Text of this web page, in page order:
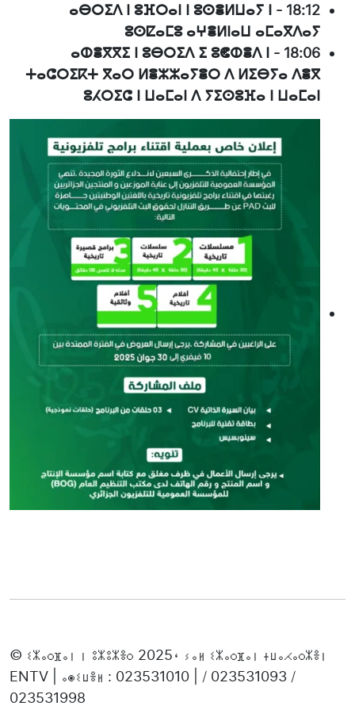
18:12
-
ⴰⴱⵔⵉⴷ ⵏ ⵓⴼⵔⴰⵏ ⵏ ⵓⵙⴻⵍⵡⴰⵢ ⵏ
ⵓⵙⵇⴰⵎⵓ ⴰⵖⴻⵍⵏⴰⵡ ⴰⵎⴰⴳⴷⴰⵢ
18:06
-
ⴰⵀⴻⴳⴳⵉ ⵏ ⵓⴱⵔⵉⴷ ⵉ ⵓⵞⵀⴻⴷ ⵏ
ⵜⴰⵛⵔⵉⴽⵜ ⴳⴰⵔ ⵍⴻⵣⵣⴰⵢⴻⵔ ⴷ ⵍⵉⴱⵢⴰ ⴷⴻⴳ
ⵓⵃⵔⵉⵛ ⵏ ⵡⴰⵎⴰⵏ ⴷ ⵢⵉⵙⵓⴼⴰ ⵏ ⵡⴰⵎⴰⵏ
© ⵉⵣⴰⵔⴼⴰⵏ ⵏ ⵓⵣⵓⵣⴻⵔ 2025، ⵢⴰⵍ ⵉⵣⴰⵔⴼⴰⵏ ⵜⵡⴰⵃⴰⵔⵣⴻⵏ
ENTV | ⴰⵙⵉⵡⴻⵍ : 023531010 | / 023531093 /
023531998